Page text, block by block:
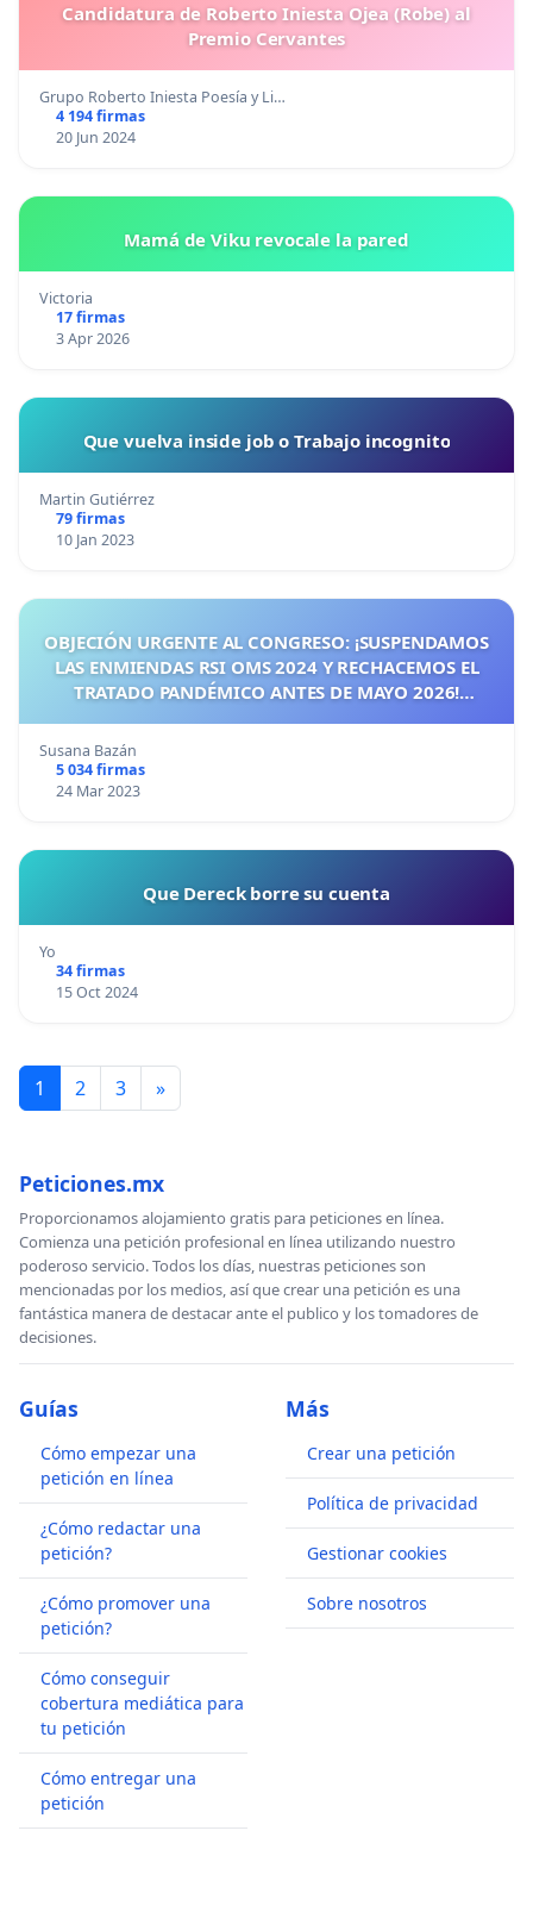
Candidatura de Roberto Iniesta Ojea (Robe) al
Premio Cervantes
Grupo Roberto Iniesta Poesía y Li…
4 194 firmas
20 Jun 2024
Mamá de Viku revocale la pared
Victoria
17 firmas
3 Apr 2026
Que vuelva inside job o Trabajo incognito
Martin Gutiérrez
79 firmas
10 Jan 2023
OBJECIÓN URGENTE AL CONGRESO: ¡SUSPENDAMOS
LAS ENMIENDAS RSI OMS 2024 Y RECHACEMOS EL
TRATADO PANDÉMICO ANTES DE MAYO 2026!
Susana Bazán
5 034 firmas
24 Mar 2023
Que Dereck borre su cuenta
Yo
34 firmas
15 Oct 2024
1 2 3 »
Peticiones.mx
Proporcionamos alojamiento gratis para peticiones en línea.
Comienza una petición profesional en línea utilizando nuestro
poderoso servicio. Todos los días, nuestras peticiones son
mencionadas por los medios, así que crear una petición es una
fantástica manera de destacar ante el publico y los tomadores de
decisiones.
Guías
Cómo empezar una
petición en línea
¿Cómo redactar una
petición?
¿Cómo promover una
petición?
Cómo conseguir
cobertura mediática para
tu petición
Cómo entregar una
petición
Más
Crear una petición
Política de privacidad
Gestionar cookies
Sobre nosotros